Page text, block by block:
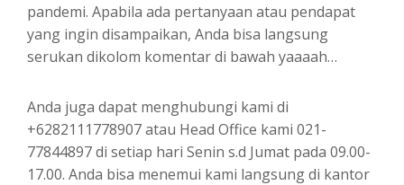
pandemi. Apabila ada pertanyaan atau pendapat
yang ingin disampaikan, Anda bisa langsung
serukan dikolom komentar di bawah yaaaah…
Anda juga dapat menghubungi kami di
+6282111778907 atau Head Office kami 021-
77844897 di setiap hari Senin s.d Jumat pada 09.00-
17.00. Anda bisa menemui kami langsung di kantor